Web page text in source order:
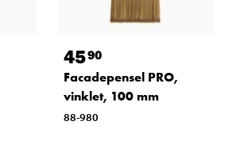
4590
Facadepensel PRO,
vinklet, 100 mm
88-980